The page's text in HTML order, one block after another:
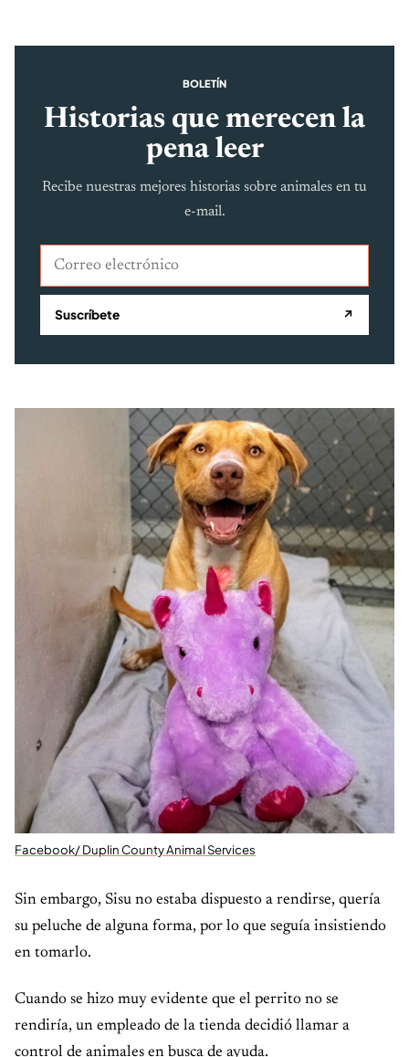
BOLETÍN
Historias que merecen la
pena leer
Recibe nuestras mejores historias sobre animales en tu
e-mail.
Correo electrónico
Suscríbete ↗
Facebook/ Duplin County Animal Services
Sin embargo, Sisu no estaba dispuesto a rendirse, quería
su peluche de alguna forma, por lo que seguía insistiendo
en tomarlo.
Cuando se hizo muy evidente que el perrito no se
rendiría, un empleado de la tienda decidió llamar a
control de animales en busca de ayuda.